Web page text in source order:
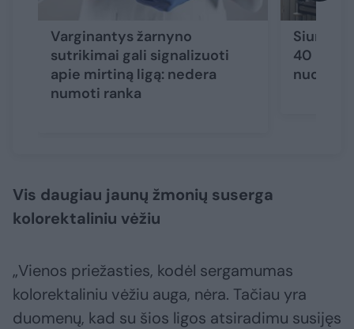
Varginantys žarnyno
sutrikimai gali signalizuoti
apie mirtiną ligą: nedera
numoti ranka
Siunčia
40
nuo
Vis daugiau jaunų žmonių suserga
kolorektaliniu vėžiu
„Vienos priežasties, kodėl sergamumas
kolorektaliniu vėžiu auga, nėra. Tačiau yra
duomenų, kad su šios ligos atsiradimu susijęs